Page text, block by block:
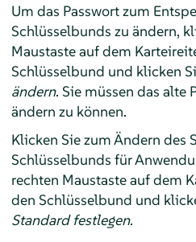
Um das Passwort zum
Schlüsselbunds zu ändern,
Maustaste auf dem
Schlüsselbund und klicken
ändern. Sie müssen das alte
ändern zu können.
Klicken Sie zum Ändern des
Schlüsselbunds für
rechten Maustaste auf dem
den Schlüsselbund und
Standard festlegen.